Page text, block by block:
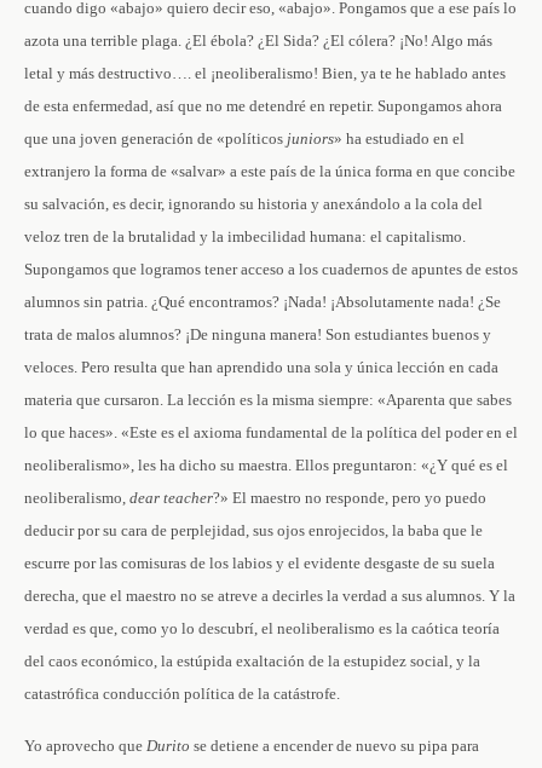
cuando digo «abajo» quiero decir eso, «abajo». Pongamos que a ese país lo
azota una terrible plaga. ¿El ébola? ¿El Sida? ¿El cólera? ¡No! Algo más
letal y más destructivo…. el ¡neoliberalismo! Bien, ya te he hablado antes
de esta enfermedad, así que no me detendré en repetir. Supongamos ahora
que una joven generación de «políticos juniors» ha estudiado en el
extranjero la forma de «salvar» a este país de la única forma en que concibe
su salvación, es decir, ignorando su historia y anexándolo a la cola del
veloz tren de la brutalidad y la imbecilidad humana: el capitalismo.
Supongamos que logramos tener acceso a los cuadernos de apuntes de estos
alumnos sin patria. ¿Qué encontramos? ¡Nada! ¡Absolutamente nada! ¿Se
trata de malos alumnos? ¡De ninguna manera! Son estudiantes buenos y
veloces. Pero resulta que han aprendido una sola y única lección en cada
materia que cursaron. La lección es la misma siempre: «Aparenta que sabes
lo que haces». «Este es el axioma fundamental de la política del poder en el
neoliberalismo», les ha dicho su maestra. Ellos preguntaron: «¿Y qué es el
neoliberalismo, dear teacher?» El maestro no responde, pero yo puedo
deducir por su cara de perplejidad, sus ojos enrojecidos, la baba que le
escurre por las comisuras de los labios y el evidente desgaste de su suela
derecha, que el maestro no se atreve a decirles la verdad a sus alumnos. Y la
verdad es que, como yo lo descubrí, el neoliberalismo es la caótica teoría
del caos económico, la estúpida exaltación de la estupidez social, y la
catastrófica conducción política de la catástrofe.
Yo aprovecho que Durito se detiene a encender de nuevo su pipa para